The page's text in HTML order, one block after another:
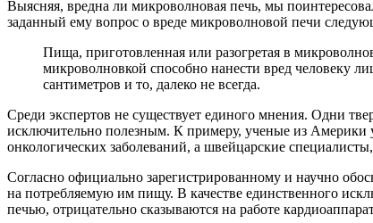
Выясняя, вредна ли микроволновая печь, мы
заданный ему вопрос о вреде микроволновой печи
Пища, приготовленная или разогретая в
микроволновкой способно нанести вред человеку
сантиметров и то, далеко не всегда.
Среди экспертов не существует единого мнения. Одни
исключительно полезным. К примеру, ученые из Америки
онкологических заболеваний, а швейцарские
Согласно официально зарегистрированному и научно
на потребляемую им пищу. В качестве единственного
печью, отрицательно сказываются на работе